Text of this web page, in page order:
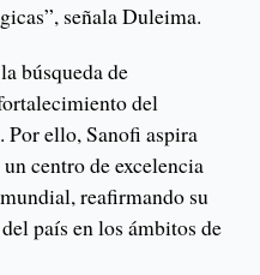
señala Duleima.
búsqueda de
del
Por ello, Sanofi aspira
centro de excelencia
reafirmando su
país en los ámbitos de